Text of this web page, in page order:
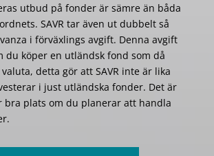
utbud på fonder är sämre än båda
SAVR tar även ut dubbelt så
i förväxlings avgift. Denna avgift
du köper en utländsk fond som då
detta gör att SAVR inte är lika
i just utländska fonder. Det är
bra plats om du planerar att handla